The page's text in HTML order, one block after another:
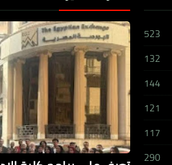
523
132
144
121
117
290